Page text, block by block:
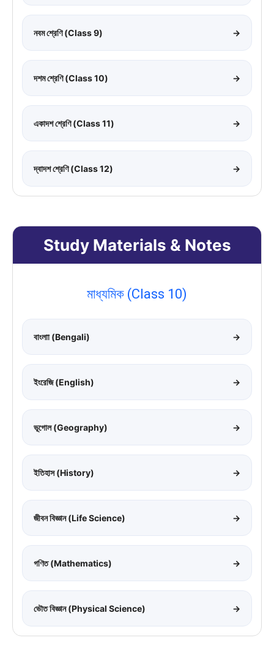
নবম শ্রেণি (Class 9) →
দশম শ্রেণি (Class 10) →
একাদশ শ্রেণি (Class 11) →
দ্বাদশ শ্রেণি (Class 12) →
Study Materials & Notes
মাধ্যমিক (Class 10)
বাংলাা (Bengali) →
ইংরেজি (English) →
ভূগোল (Geography) →
ইতিহাস (History) →
জীবন বিজ্ঞান (Life Science) →
গণিত (Mathematics) →
ভৌত বিজ্ঞান (Physical Science) →